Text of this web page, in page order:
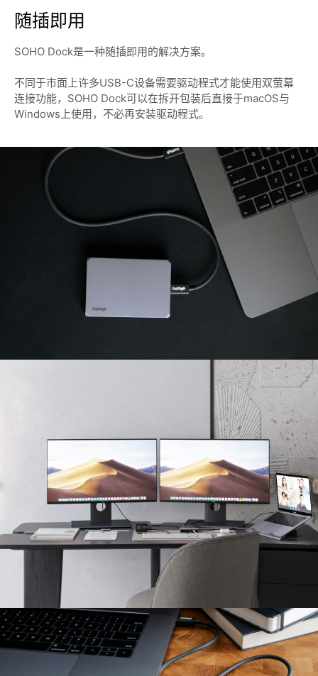
随插即用
SOHO Dock是一种随插即用的解决方案。
不同于市面上许多USB-C设备需要驱动程式才能使用双萤幕
连接功能，SOHO Dock可以在拆开包装后直接于macOS与
Windows上使用，不必再安装驱动程式。